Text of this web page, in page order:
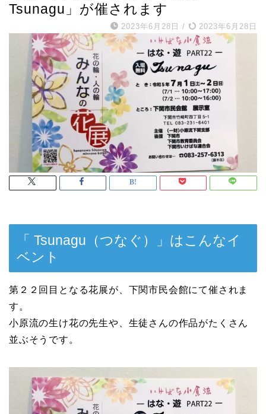
Tsunagu」が催されます
2023年6月28日 / 2023年6月28日
「 Tsunagu（つなぐ）」はこんなイ
ベント
第２２回目となる花展が、下関市民会館にて催されま
す。
小原流の生け花の先生や、生徒さんの作品がたくさん
並ぶそうです。